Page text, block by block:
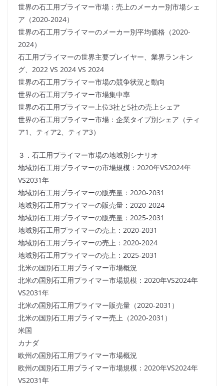
世界の石工用プライマー市場：売上のメーカー別市場シェ
ア（2020-2024）
世界の石工用プライマーのメーカー別平均価格（2020-
2024）
石工用プライマーの世界主要プレイヤー、業界ランキン
グ、2022 VS 2024 VS 2024
世界の石工用プライマー市場の競争状況と動向
世界の石工用プライマー市場集中率
世界の石工用プライマー上位3社と5社の売上シェア
世界の石工用プライマー市場：企業タイプ別シェア（ティ
ア1、ティア2、ティア3）
３．石工用プライマー市場の地域別シナリオ
地域別石工用プライマーの市場規模：2020年VS2024年
VS2031年
地域別石工用プライマーの販売量：2020-2031
地域別石工用プライマーの販売量：2020-2024
地域別石工用プライマーの販売量：2025-2031
地域別石工用プライマーの売上：2020-2031
地域別石工用プライマーの売上：2020-2024
地域別石工用プライマーの売上：2025-2031
北米の国別石工用プライマー市場概況
北米の国別石工用プライマー市場規模：2020年VS2024年
VS2031年
北米の国別石工用プライマー販売量（2020-2031）
北米の国別石工用プライマー売上（2020-2031）
米国
カナダ
欧州の国別石工用プライマー市場概況
欧州の国別石工用プライマー市場規模：2020年VS2024年
VS2031年